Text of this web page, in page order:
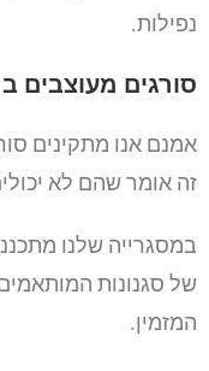
נפילות.
סורגים מעוצבים
אמנם אנו מתקינים
זה אומר שהם לא
במסגרייה שלנו
של סגנונות
המזמין.